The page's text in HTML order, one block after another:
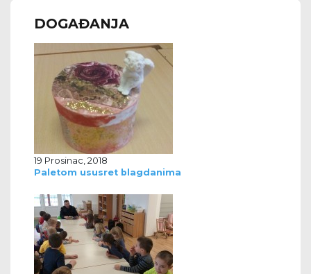
DOGAĐANJA
19 Prosinac, 2018
Paletom ususret blagdanima